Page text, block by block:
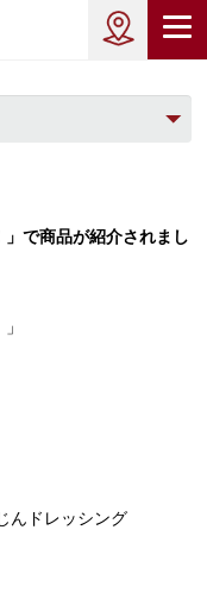
で商品が紹介されまし
んドレッシング